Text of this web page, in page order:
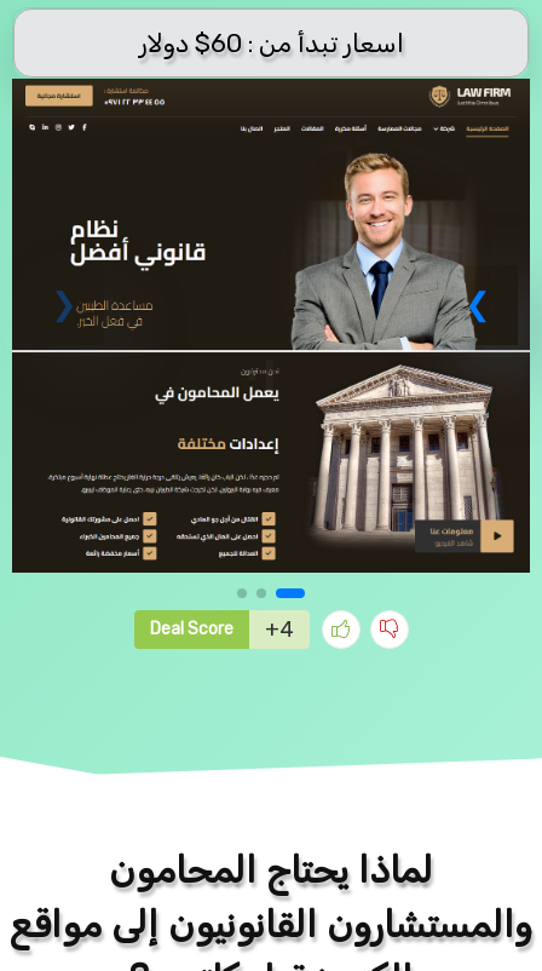
اسعار تبدأ من : 60$ دولار
Deal Score +4
لماذا يحتاج المحامون
والمستشارون القانونيون إلى مواقع